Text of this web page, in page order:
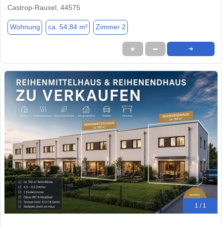
Castrop-Rauxel, 44575
Wohnung ca. 54,84 m² Zimmer 2
★ ➦ ➜
1 / 1